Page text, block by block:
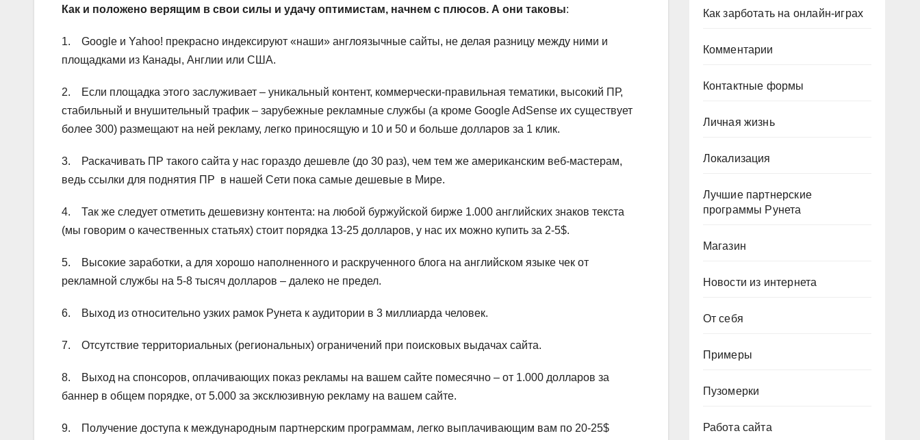
Как и положено верящим в свои силы и удачу оптимистам, начнем с плюсов. А они таковы:
1. Google и Yahoo! прекрасно индексируют «наши» англоязычные сайты, не делая разницу между ними и
площадками из Канады, Англии или США.
2. Если площадка этого заслуживает – уникальный контент, коммерчески-правильная тематики, высокий ПР,
стабильный и внушительный трафик – зарубежные рекламные службы (а кроме Google AdSense их существует
более 300) размещают на ней рекламу, легко приносящую и 10 и 50 и больше долларов за 1 клик.
3. Раскачивать ПР такого сайта у нас гораздо дешевле (до 30 раз), чем тем же американским веб-мастерам,
ведь ссылки для поднятия ПР в нашей Сети пока самые дешевые в Мире.
4. Так же следует отметить дешевизну контента: на любой буржуйской бирже 1.000 английских знаков текста
(мы говорим о качественных статьях) стоит порядка 13-25 долларов, у нас их можно купить за 2-5$.
5. Высокие заработки, а для хорошо наполненного и раскрученного блога на английском языке чек от
рекламной службы на 5-8 тысяч долларов – далеко не предел.
6. Выход из относительно узких рамок Рунета к аудитории в 3 миллиарда человек.
7. Отсутствие территориальных (региональных) ограничений при поисковых выдачах сайта.
8. Выход на спонсоров, оплачивающих показ рекламы на вашем сайте помесячно – от 1.000 долларов за
баннер в общем порядке, от 5.000 за эксклюзивную рекламу на вашем сайте.
9. Получение доступа к международным партнерским программам, легко выплачивающим вам по 20-25$
Как зарботать на онлайн-играх
Комментарии
Контактные формы
Личная жизнь
Локализация
Лучшие партнерские
программы Рунета
Магазин
Новости из интернета
От себя
Примеры
Пузомерки
Работа сайта